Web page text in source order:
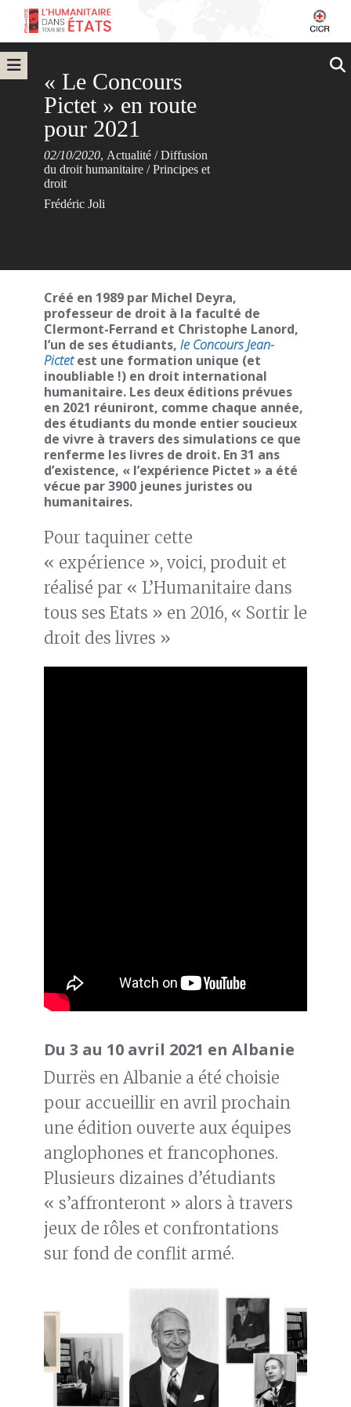
« Le Concours
Pictet » en route
pour 2021
02/10/2020, Actualité /Diffusion
du droit humanitaire /Principes et
droit
Frédéric Joli
Créé en 1989 par Michel Deyra,
professeur de droit à la faculté de
Clermont-Ferrand et Christophe Lanord,
l’un de ses étudiants, le Concours Jean-
Pictetest une formation unique (et
inoubliable !) en droit international
humanitaire. Les deux éditions prévues
en 2021 réuniront, comme chaque année,
des étudiants du monde entier soucieux
de vivre à travers des simulations ce que
renferme les livres de droit. En 31 ans
d’existence, « l’expérience Pictet » a été
vécue par 3900 jeunes juristes ou
humanitaires.
Pour taquiner cette
« expérience », voici, produit et
réalisé par « L’Humanitaire dans
tous ses Etats » en 2016, « Sortir le
droit des livres »
Du 3 au 10 avril 2021 en Albanie
Durrës en Albanie a été choisie
pour accueillir en avril prochain
une édition ouverte aux équipes
anglophones et francophones.
Plusieurs dizaines d’étudiants
« s’affronteront » alors à travers
jeux de rôles et confrontations
sur fond de conflit armé.